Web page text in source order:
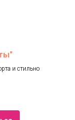
и стильно